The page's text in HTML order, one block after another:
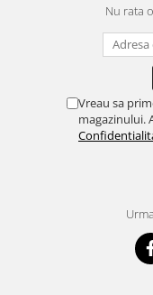
Nu rata
Vreau sa
magazinului.